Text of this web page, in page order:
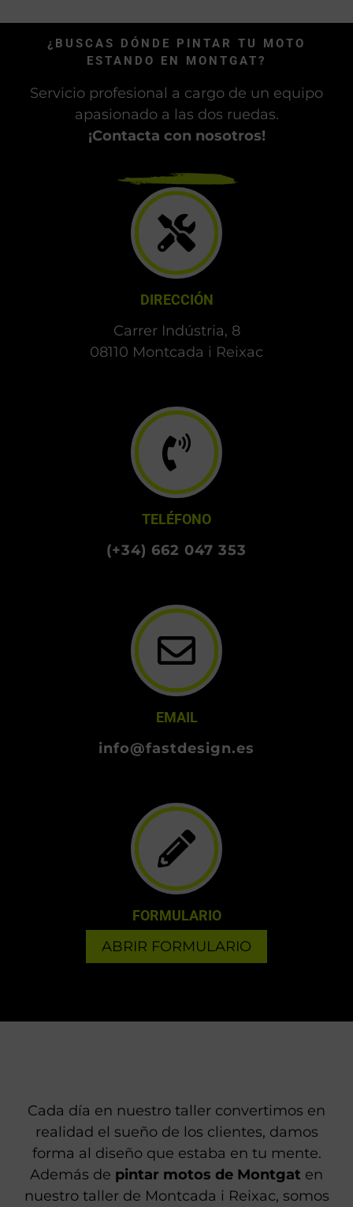
¿BUSCAS DÓNDE PINTAR TU MOTO
ESTANDO EN MONTGAT?
Servicio profesional a cargo de un equipo
apasionado a las dos ruedas.
¡Contacta con nosotros!
DIRECCIÓN
Carrer Indústria, 8
08110 Montcada i Reixac
TELÉFONO
(+34) 662 047 353
EMAIL
info@fastdesign.es
FORMULARIO
ABRIR FORMULARIO
Cada día en nuestro taller convertimos en
realidad el sueño de los clientes, damos
forma al diseño que estaba en tu mente.
Además de pintar motos de Montgat en
nuestro taller de Montcada i Reixac, somos